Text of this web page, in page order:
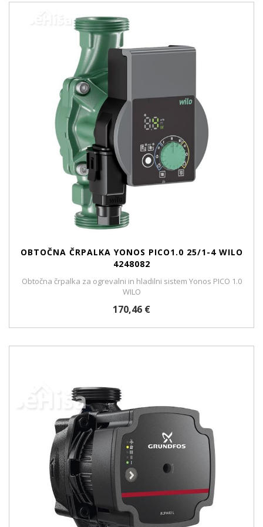
OBTOČNA ČRPALKA YONOS PICO1.0 25/1-4 WILO
4248082
Obtočna črpalka za ogrevalni in hladilni sistem Yonos PICO 1.0
WILO
170,46 €